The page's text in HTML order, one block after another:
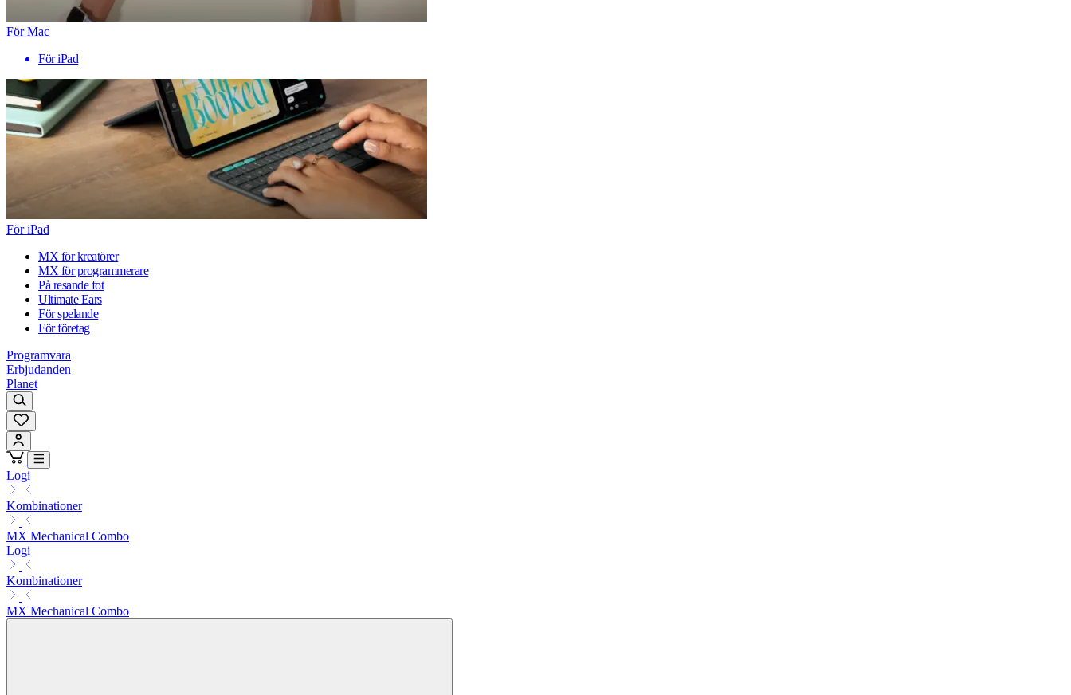
För Mac
För iPad
För iPad
MX för kreatörer
MX för programmerare
På resande fot
Ultimate Ears
För spelande
För företag
Programvara
Erbjudanden
Planet
Logi
Kombinationer
MX Mechanical Combo
Logi
Kombinationer
MX Mechanical Combo